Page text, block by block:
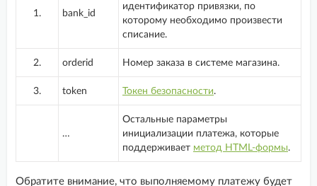
1. bank_id
идентификатор привязки, по
которому необходимо произвести
списание.
2. orderid Номер заказа в системе магазина.
3. token Токен безопасности.
…
Остальные параметры
инициализации платежа, которые
поддерживает метод HTML-формы.
Обратите внимание, что выполняемому платежу будет